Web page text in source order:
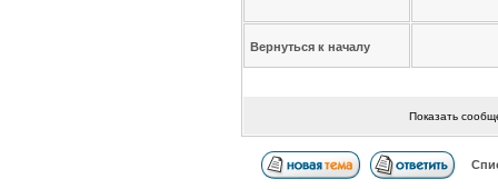
Вернуться к началу
Показать